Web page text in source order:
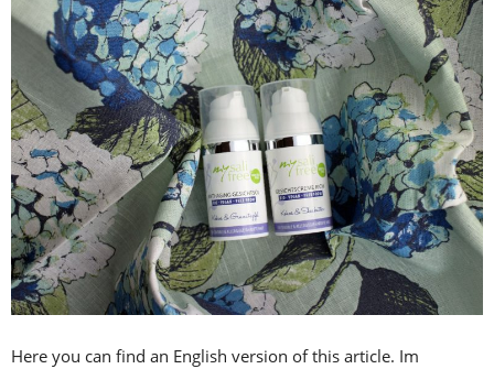
Here you can find an English version of this article. Im